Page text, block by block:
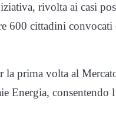
rivolta ai casi
600 cittadini
la prima volta al
Energia, consentendo